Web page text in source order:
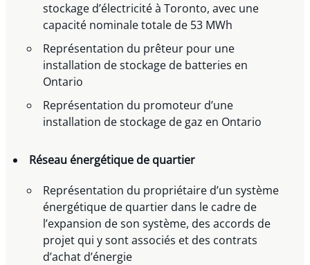
stockage d’électricité à Toronto, avec une
capacité nominale totale de 53 MWh
Représentation du prêteur pour une
installation de stockage de batteries en
Ontario
Représentation du promoteur d’une
installation de stockage de gaz en Ontario
Réseau énergétique de quartier
Représentation du propriétaire d’un système
énergétique de quartier dans le cadre de
l’expansion de son système, des accords de
projet qui y sont associés et des contrats
d’achat d’énergie